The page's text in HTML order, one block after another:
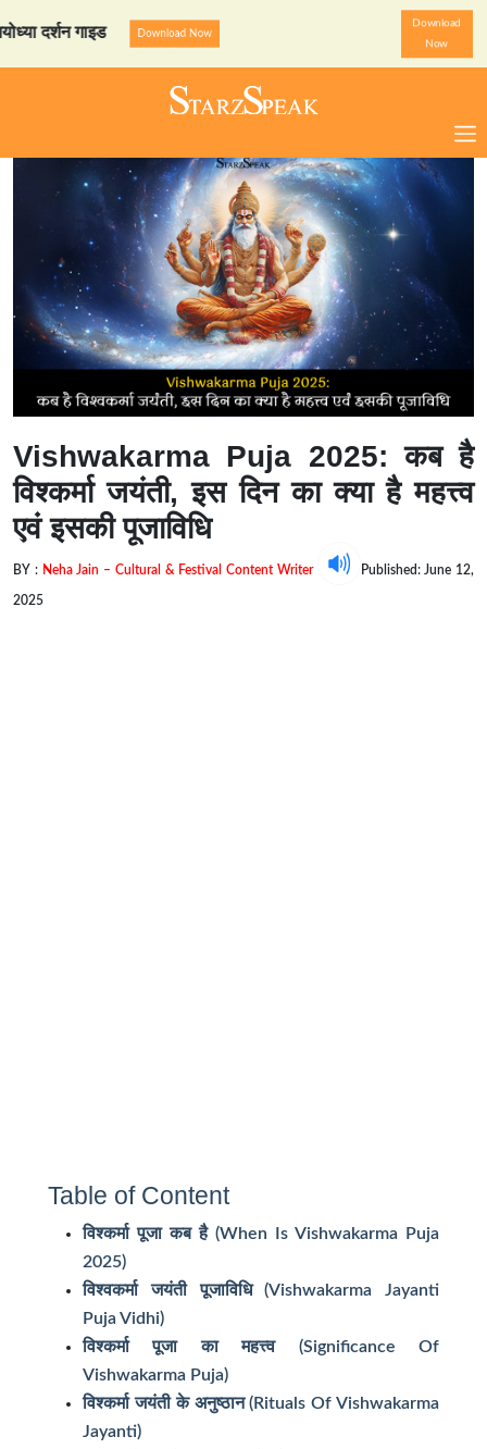
गाइड Download Now StarzSpeak
Download
Now
Vishwakarma Puja 2025: कब है
विश्कर्मा जयंती, इस दिन का क्या है महत्त्व
एवं इसकी पूजाविधि
BY : Neha Jain – Cultural & Festival Content Writer Published: June 12,
2025
Table of Content
विश्कर्मा पूजा कब है (When Is Vishwakarma Puja
2025)
विश्वकर्मा जयंती पूजाविधि (Vishwakarma Jayanti
Puja Vidhi)
विश्कर्मा पूजा का महत्त्व (Significance Of
Vishwakarma Puja)
विश्कर्मा जयंती के अनुष्ठान (Rituals Of Vishwakarma
Jayanti)